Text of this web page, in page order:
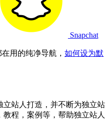
Snapchat
用的纯净导航， 如何设为默
站人打造，并不断为独立站
程，案例等，帮助独立站人